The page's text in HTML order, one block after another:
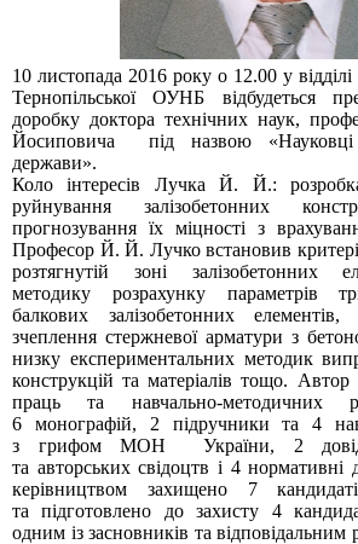
10 листопада 2016 року о 12.00 у відділі
Тернопільської ОУНБ відбудеться
доробку доктора технічних наук,
Йосиповича під назвою «Науковці
держави».
Коло інтересів Лучка Й. Й.:
руйнування залізобетонних
прогнозування їх міцності з
Професор Й. Й. Лучко встановив
розтягнутій зоні залізобетонних
методику розрахунку параметрів
балкових залізобетонних
зчеплення стержневої арматури з
низку експериментальних методик
конструкцій та матеріалів тощо.
праць та навчально-методичних
6 монографій, 2 підручники та 4
з грифом МОН України, 2
та авторських свідоцтв і 4
керівництвом захищено 7
та підготовлено до захисту 4
одним із засновників та відповідальним